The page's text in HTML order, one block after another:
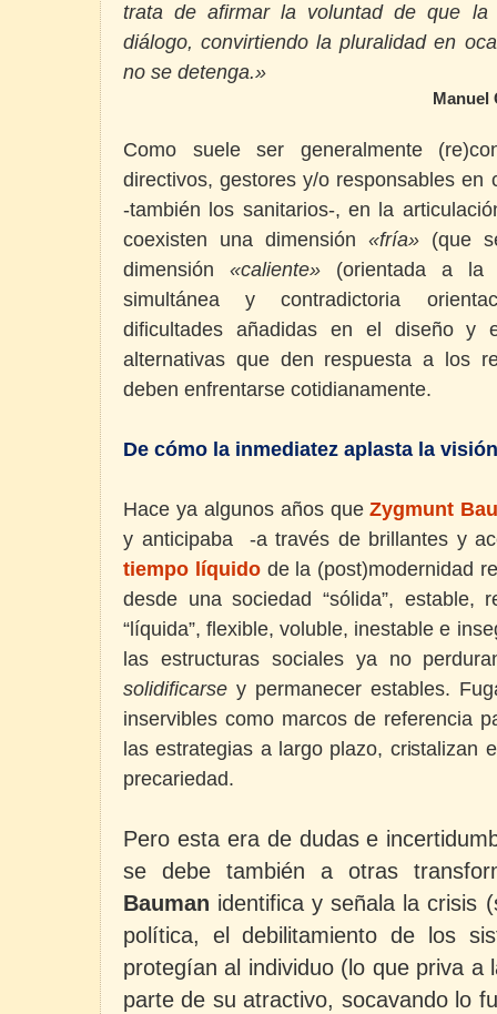
trata de afirmar la voluntad de que
diálogo, convirtiendo la pluralidad en
no se detenga.»
Manuel
Como suele ser generalmente
directivos, gestores y/o responsables en
-también los sanitarios-, en la
coexisten una dimensión «fría»(que
dimensión «caliente» (orientada a la
simultánea y contradictoria
dificultades añadidas en el diseño y
alternativas que den respuesta a los
deben enfrentarse cotidianamente.
De cómo la inmediatez aplasta la
Hace ya algunos años queZygmunt
y anticipaba -a través de brillantes y
tiempo líquidode la (post)modernidad
desde una sociedad “sólida”, estable,
“líquida”, flexible, voluble, inestable e
las estructuras sociales ya no
solidificarse y permanecer estables.
inservibles como marcos de referencia
las estrategias a largo plazo, cristalizan
precariedad.
Pero esta era de dudas e
se debe también a otras
Bauman identifica y señala la crisis
política, el debilitamiento de los
protegían al individuo (lo que priva a
parte de su atractivo, socavando lo